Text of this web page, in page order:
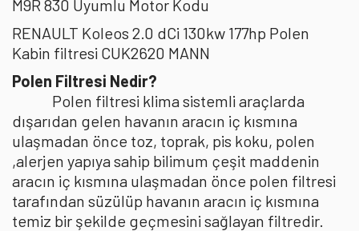
M9R 830 Uyumlu Motor Kodu
RENAULT Koleos 2.0 dCi 130kw 177hp Polen
Kabin filtresi CUK2620 MANN
Polen Filtresi Nedir?
Polen filtresi klima sistemli araçlarda
dışarıdan gelen havanın aracın iç kısmına
ulaşmadan önce toz, toprak, pis koku, polen
,alerjen yapıya sahip bilimum çeşit maddenin
aracın iç kısmına ulaşmadan önce polen filtresi
tarafından süzülüp havanın aracın iç kısmına
temiz bir şekilde geçmesini sağlayan filtredir.